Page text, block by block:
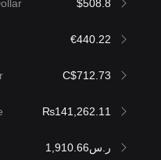
$508.8
€440.22
C$712.73
₨141,262.11
ر.س1,910.66